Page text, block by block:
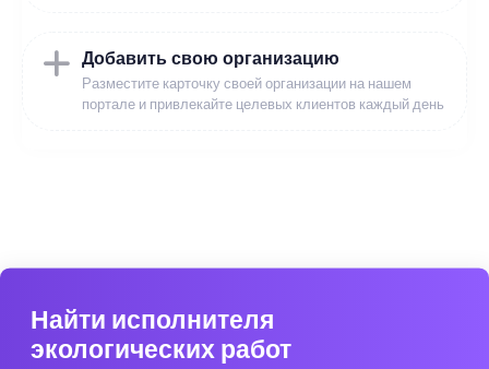
Добавить свою организацию
Разместите карточку своей организации на нашем
портале и привлекайте целевых клиентов каждый день
Найти исполнителя
экологических работ